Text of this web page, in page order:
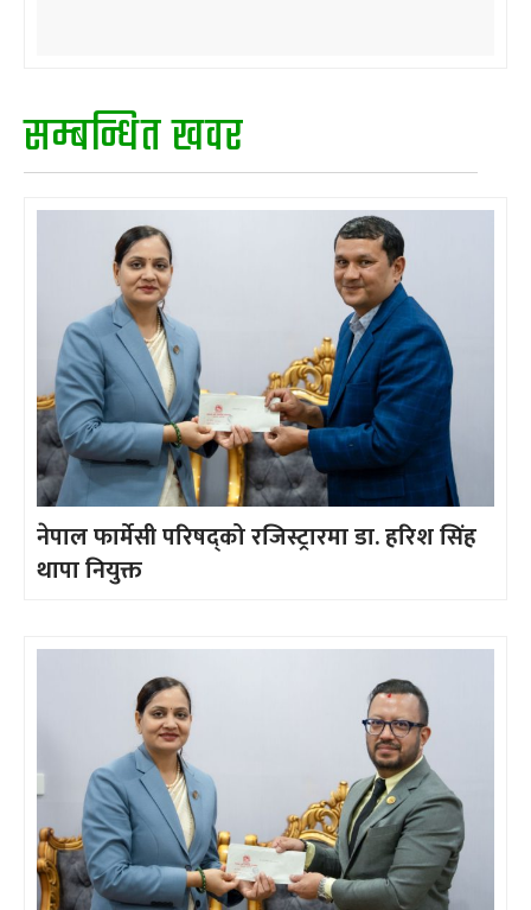
सम्बन्धित खवर
नेपाल फार्मेसी परिषद्को रजिस्ट्रारमा डा. हरिश सिंह
थापा नियुक्त